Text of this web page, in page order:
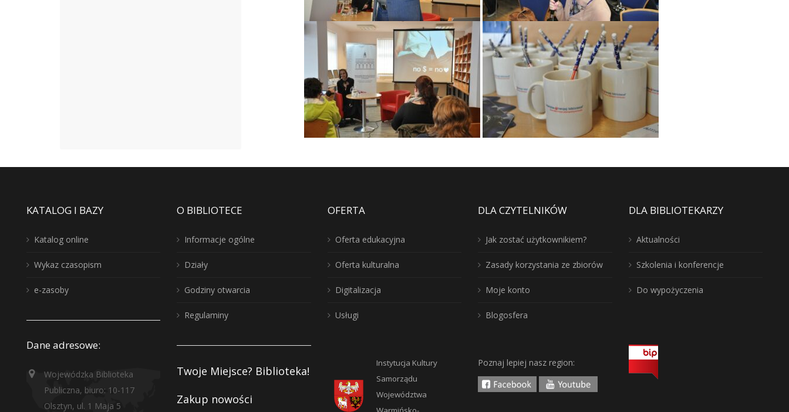
KATALOG I BAZY
Katalog online
Wykaz czasopism
e-zasoby
Dane adresowe:
Wojewódzka Biblioteka
Publiczna, biuro: 10-117
Olsztyn, ul. 1 Maja 5
O BIBLIOTECE
Informacje ogólne
Działy
Godziny otwarcia
Regulaminy
Twoje Miejsce? Biblioteka!
Zakup nowości
OFERTA
Oferta edukacyjna
Oferta kulturalna
Digitalizacja
Usługi
Instytucja Kultury
Samorządu
Województwa
DLA CZYTELNIKÓW
Jak zostać użytkownikiem?
Zasady korzystania ze zbiorów
Moje konto
Blogosfera
Poznaj lepiej nasz region:
DLA BIBLIOTEKARZY
Aktualności
Szkolenia i konferencje
Do wypożyczenia